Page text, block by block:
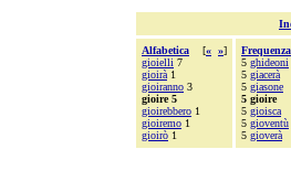
Alfabetica [« »]
gioielli 7
gioirà 1
gioiranno 3
gioire 5
gioirebbero 1
gioiremo 1
gioirò 1
Frequenza
5 ghideoni
5 giacerà
5 giasone
5 gioire
5 gioisca
5 gioventù
5 gioverà